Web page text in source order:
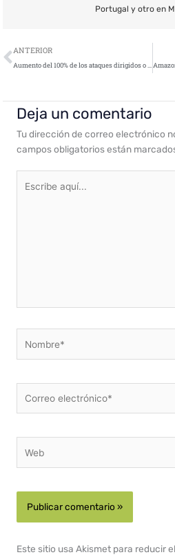
Portugal y otro en
Ant
ANTERIOR
Aumento del 100% de los ataques dirigidos o financiados por estados en los últimos tres años
Deja un comentario
Tu dirección de correo electrónico
campos obligatorios están
aquí...
electrónico*
Este sitio usa Akismet para reducir